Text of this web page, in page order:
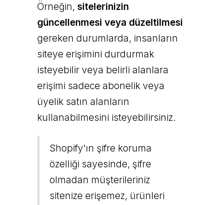
Örneğin, sitelerinizin
güncellenmesi veya düzeltilmesi
gereken durumlarda, insanların
siteye erişimini durdurmak
isteyebilir veya belirli alanlara
erişimi sadece abonelik veya
üyelik satın alanların
kullanabilmesini isteyebilirsiniz.
Shopify'ın şifre koruma
özelliği sayesinde, şifre
olmadan müşterileriniz
sitenize erişemez, ürünleri